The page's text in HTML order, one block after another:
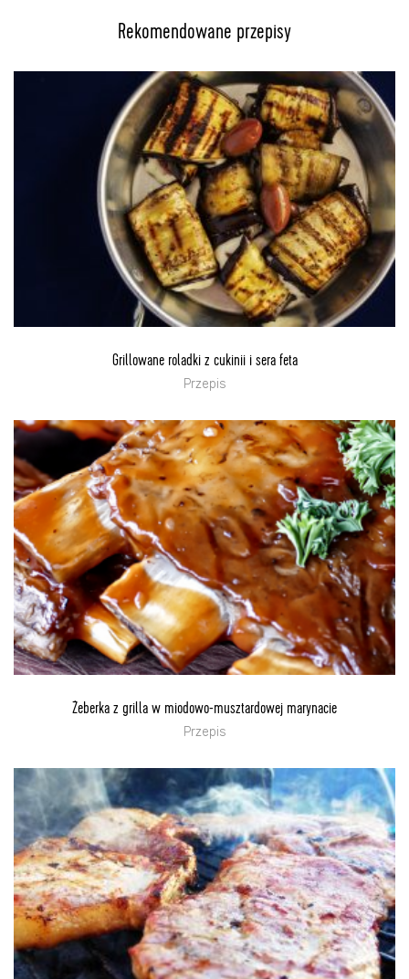
Rekomendowane przepisy
Grillowane roladki z cukinii i sera feta
Przepis
Żeberka z grilla w miodowo-musztardowej marynacie
Przepis